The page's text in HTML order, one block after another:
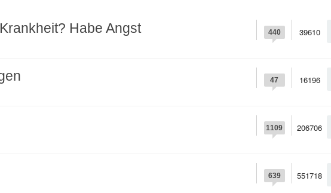
Habe Angst 39610
440
16196
47
206706
1109
551718
639